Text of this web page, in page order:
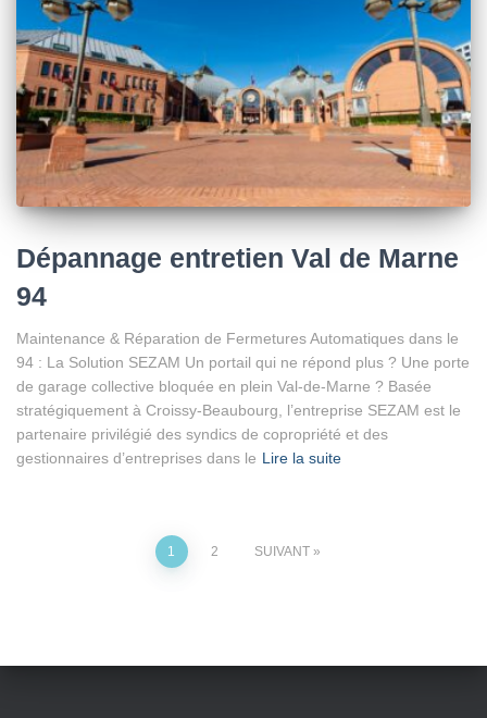
Dépannage entretien Val de Marne
94
Maintenance & Réparation de Fermetures Automatiques dans le
94 : La Solution SEZAM Un portail qui ne répond plus ? Une porte
de garage collective bloquée en plein Val-de-Marne ? Basée
stratégiquement à Croissy-Beaubourg, l’entreprise SEZAM est le
partenaire privilégié des syndics de copropriété et des
gestionnaires d’entreprises dans le Lire la suite
Pagination 1 2 SUIVANT